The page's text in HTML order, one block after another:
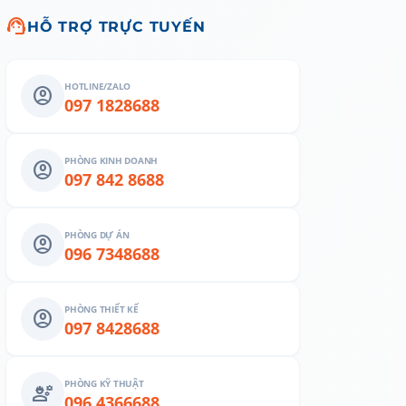
support_agentHỖ TRỢ TRỰC TUYẾN
account_circle HOTLINE/ZALO
097 1828688
account_circle PHÒNG KINH DOANH
097 842 8688
account_circle PHÒNG DỰ ÁN
096 7348688
account_circle PHÒNG THIẾT KẾ
097 8428688
engineering PHÒNG KỸ THUẬT